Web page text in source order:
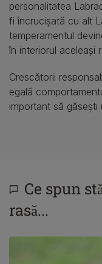
personalitatea
fi încrucișată cu alt
temperamentul
în interiorul aceleași
Crescătorii
egală
important să
Ce spun
rasă...